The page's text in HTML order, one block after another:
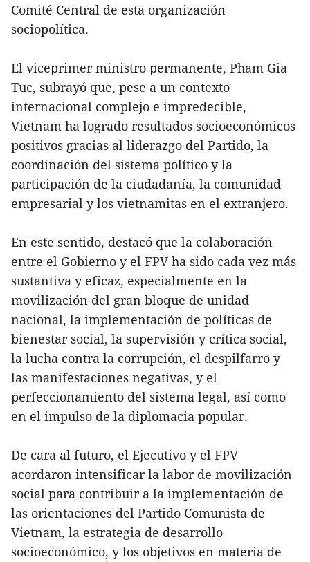
Comité Central de esta organización
sociopolítica.
El viceprimer ministro permanente, Pham Gia
Tuc, subrayó que, pese a un contexto
internacional complejo e impredecible,
Vietnam ha logrado resultados socioeconómicos
positivos gracias al liderazgo del Partido, la
coordinación del sistema político y la
participación de la ciudadanía, la comunidad
empresarial y los vietnamitas en el extranjero.
En este sentido, destacó que la colaboración
entre el Gobierno y el FPV ha sido cada vez más
sustantiva y eficaz, especialmente en la
movilización del gran bloque de unidad
nacional, la implementación de políticas de
bienestar social, la supervisión y crítica social,
la lucha contra la corrupción, el despilfarro y
las manifestaciones negativas, y el
perfeccionamiento del sistema legal, así como
en el impulso de la diplomacia popular.
De cara al futuro, el Ejecutivo y el FPV
acordaron intensificar la labor de movilización
social para contribuir a la implementación de
las orientaciones del Partido Comunista de
Vietnam, la estrategia de desarrollo
socioeconómico, y los objetivos en materia de